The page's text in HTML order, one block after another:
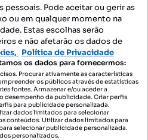
pessoais. Pode aceitar ou gerir as
ou em qualquer momento na
Estas escolhas serão
e não afetarão os dados de
Política de Privacidade
os dados para fornecermos:
Procurar ativamente as características
os públicos através de estatísticas
fontes. Armazenar e/ou aceder a
desempenho da publicidade. Criar perfis
para publicidade personalizada.
dados limitados para selecionar
conteúdos. Utilizar dados limitados para
selecionar publicidade personalizada.
personalizados.